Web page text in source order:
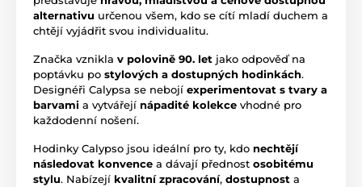
alternativu určenou všem, kdo se cítí mladí duchem a
chtějí vyjádřit svou individualitu.
Značka vznikla v polovině 90. let jako odpověď na
poptávku po stylových a dostupných hodinkách.
Designéři Calypsa se nebojí experimentovat s tvary a
barvami a vytvářejí nápadité kolekce vhodné pro
každodenní nošení.
Hodinky Calypso jsou ideální pro ty, kdo nechtějí
následovat konvence a dávají přednost osobitému
stylu. Nabízejí kvalitní zpracování, dostupnost a